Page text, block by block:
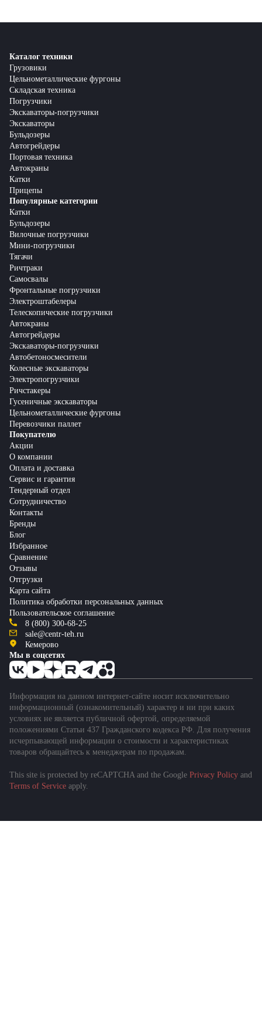
Каталог техники
Грузовики
Цельнометаллические фургоны
Складская техника
Погрузчики
Экскаваторы-погрузчики
Экскаваторы
Бульдозеры
Автогрейдеры
Портовая техника
Автокраны
Катки
Прицепы
Популярные категории
Катки
Бульдозеры
Вилочные погрузчики
Мини-погрузчики
Тягачи
Ричтраки
Самосвалы
Фронтальные погрузчики
Электроштабелеры
Телескопические погрузчики
Автокраны
Автогрейдеры
Экскаваторы-погрузчики
Автобетоносмесители
Колесные экскаваторы
Электропогрузчики
Ричстакеры
Гусеничные экскаваторы
Цельнометаллические фургоны
Перевозчики паллет
Покупателю
Акции
О компании
Оплата и доставка
Сервис и гарантия
Тендерный отдел
Сотрудничество
Контакты
Бренды
Блог
Избранное
Сравнение
Отзывы
Отгрузки
Карта сайта
Политика обработки персональных данных
Пользовательское соглашение
8 (800) 300-68-25
sale@centr-teh.ru
Кемерово
Мы в соцсетях
Информация на данном интернет-сайте носит исключительно
информационный (ознакомительный) характер и ни при каких
условиях не является публичной офертой, определяемой
положениями Статьи 437 Гражданского кодекса РФ. Для получения
исчерпывающей информации о стоимости и характеристиках
товаров обращайтесь к менеджерам по продажам.
This site is protected by reCAPTCHA and the Google Privacy Policy and
Terms of Service apply.